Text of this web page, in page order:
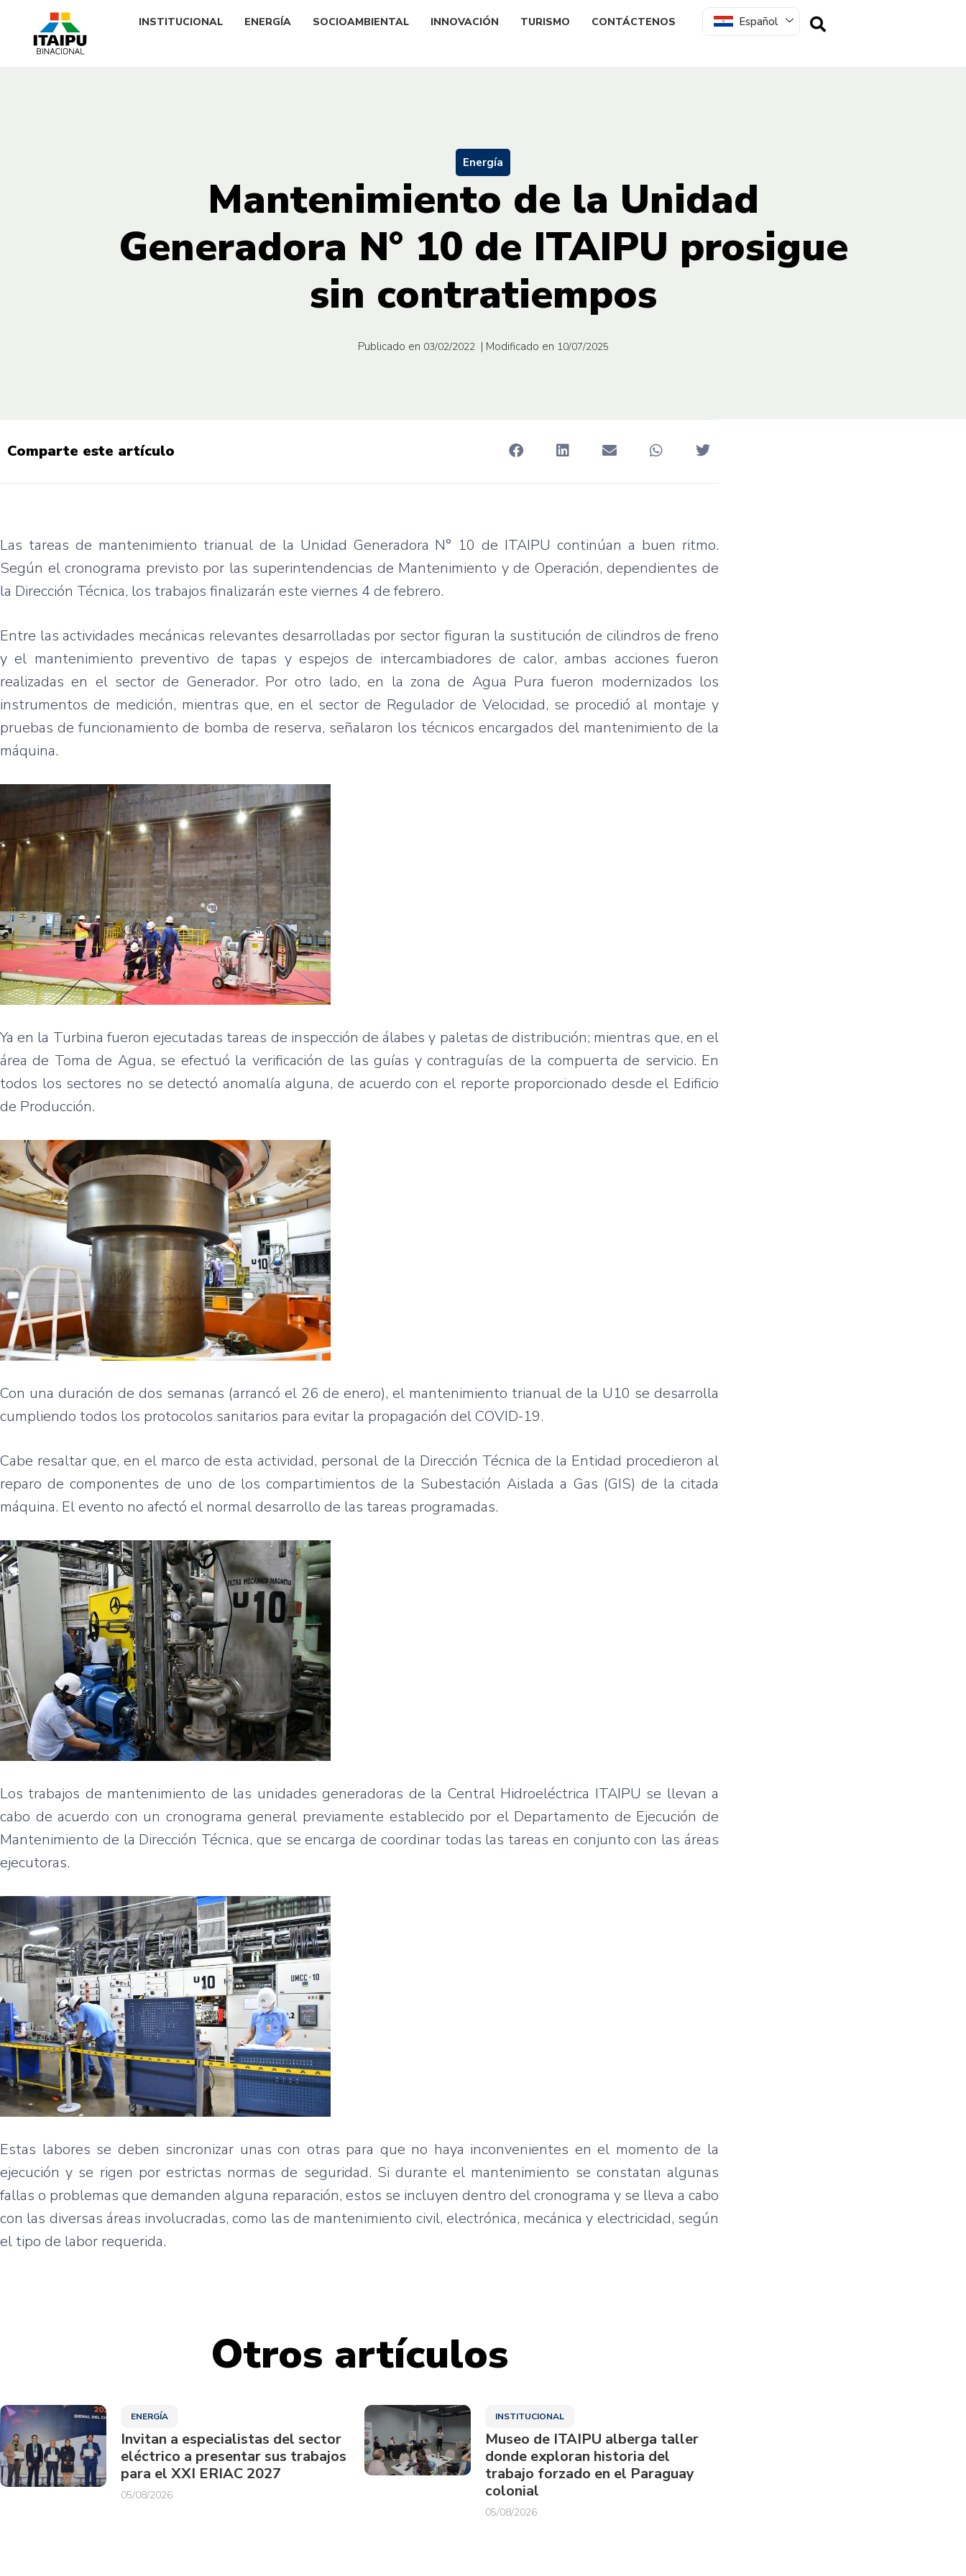
INSTITUCIONAL ENERGÍA SOCIOAMBIENTAL INNOVACIÓN TURISMO CONTÁCTENOS Español
Energía
Mantenimiento de la Unidad
Generadora N° 10 de ITAIPU prosigue
sin contratiempos
Publicado en 03/02/2022 | Modificado en 10/07/2025
Comparte este artículo
Las tareas de mantenimiento trianual de la Unidad Generadora N° 10 de ITAIPU continúan a buen ritmo.
Según el cronograma previsto por las superintendencias de Mantenimiento y de Operación, dependientes de
la Dirección Técnica, los trabajos finalizarán este viernes 4 de febrero.
Entre las actividades mecánicas relevantes desarrolladas por sector figuran la sustitución de cilindros de freno
y el mantenimiento preventivo de tapas y espejos de intercambiadores de calor, ambas acciones fueron
realizadas en el sector de Generador. Por otro lado, en la zona de Agua Pura fueron modernizados los
instrumentos de medición, mientras que, en el sector de Regulador de Velocidad, se procedió al montaje y
pruebas de funcionamiento de bomba de reserva, señalaron los técnicos encargados del mantenimiento de la
máquina.
Ya en la Turbina fueron ejecutadas tareas de inspección de álabes y paletas de distribución; mientras que, en el
área de Toma de Agua, se efectuó la verificación de las guías y contraguías de la compuerta de servicio. En
todos los sectores no se detectó anomalía alguna, de acuerdo con el reporte proporcionado desde el Edificio
de Producción.
Con una duración de dos semanas (arrancó el 26 de enero), el mantenimiento trianual de la U10 se desarrolla
cumpliendo todos los protocolos sanitarios para evitar la propagación del COVID-19.
Cabe resaltar que, en el marco de esta actividad, personal de la Dirección Técnica de la Entidad procedieron al
reparo de componentes de uno de los compartimientos de la Subestación Aislada a Gas (GIS) de la citada
máquina. El evento no afectó el normal desarrollo de las tareas programadas.
Los trabajos de mantenimiento de las unidades generadoras de la Central Hidroeléctrica ITAIPU se llevan a
cabo de acuerdo con un cronograma general previamente establecido por el Departamento de Ejecución de
Mantenimiento de la Dirección Técnica, que se encarga de coordinar todas las tareas en conjunto con las áreas
ejecutoras.
Estas labores se deben sincronizar unas con otras para que no haya inconvenientes en el momento de la
ejecución y se rigen por estrictas normas de seguridad. Si durante el mantenimiento se constatan algunas
fallas o problemas que demanden alguna reparación, estos se incluyen dentro del cronograma y se lleva a cabo
con las diversas áreas involucradas, como las de mantenimiento civil, electrónica, mecánica y electricidad, según
el tipo de labor requerida.
Otros artículos
ENERGÍA
Invitan a especialistas del sector
eléctrico a presentar sus trabajos
para el XXI ERIAC 2027
05/08/2026
INSTITUCIONAL
Museo de ITAIPU alberga taller
donde exploran historia del
trabajo forzado en el Paraguay
colonial
05/08/2026